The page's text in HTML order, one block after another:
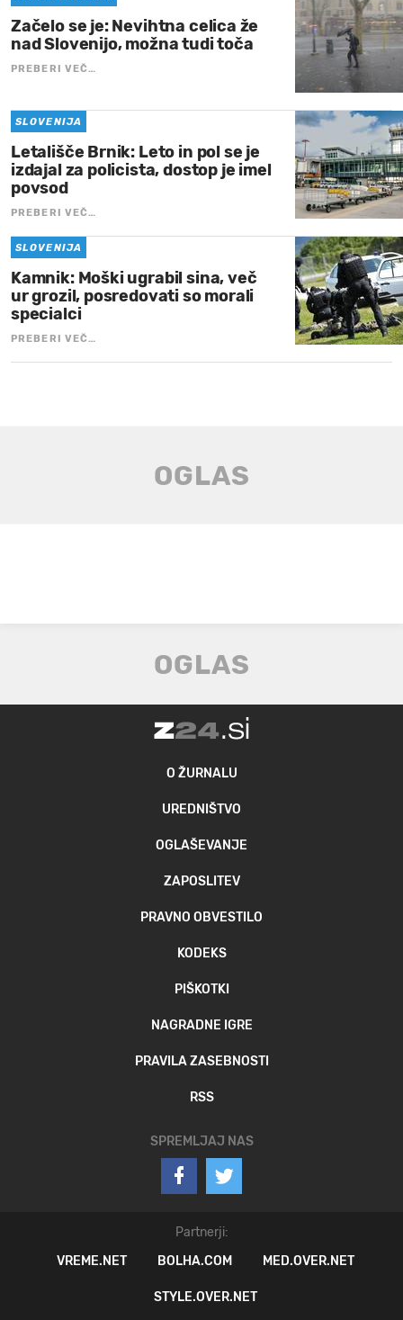
Začelo se je: Nevihtna celica že
nad Slovenijo, možna tudi toča
PREBERI VEČ…
SLOVENIJA
Letališče Brnik: Leto in pol se je
izdajal za policista, dostop je imel
povsod
PREBERI VEČ…
SLOVENIJA
Kamnik: Moški ugrabil sina, več
ur grozil, posredovati so morali
specialci
PREBERI VEČ…
O ŽURNALU
UREDNIŠTVO
OGLAŠEVANJE
ZAPOSLITEV
PRAVNO OBVESTILO
KODEKS
PIŠKOTKI
NAGRADNE IGRE
PRAVILA ZASEBNOSTI
RSS
SPREMLJAJ NAS
Partnerji:
VREME.NET
BOLHA.COM MED.OVER.NET
STYLE.OVER.NET